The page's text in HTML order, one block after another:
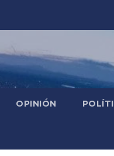
OPINIÓN